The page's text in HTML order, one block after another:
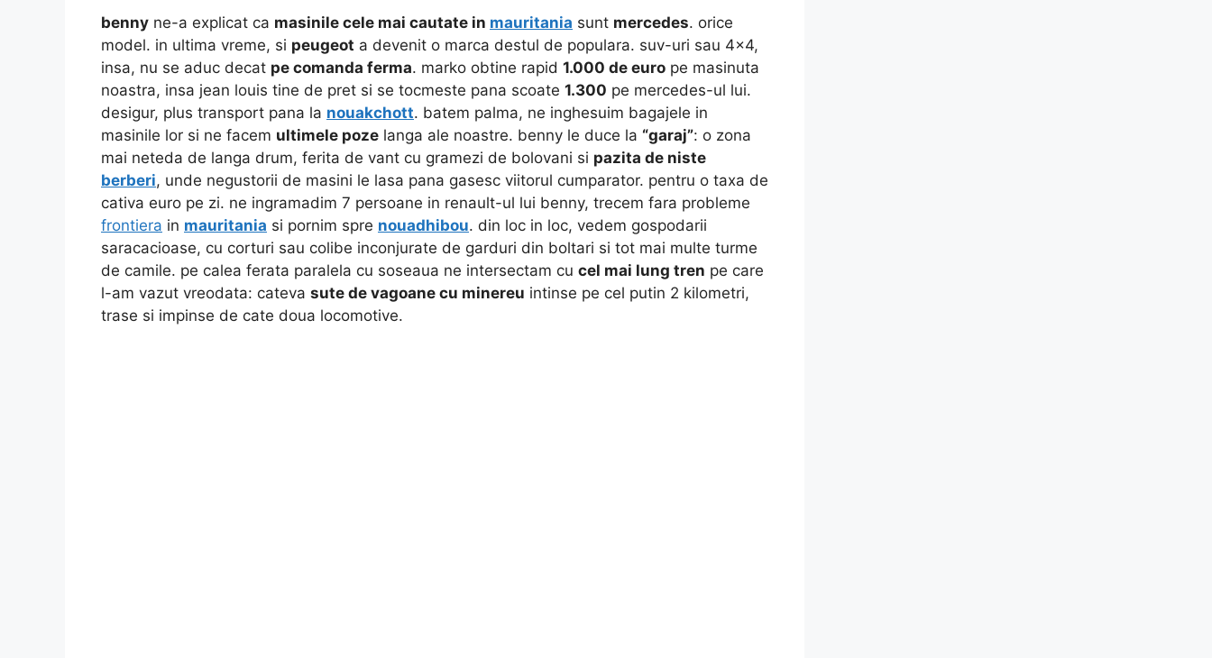
benny ne-a explicat ca masinile cele mai cautate in mauritania sunt mercedes. orice
model. in ultima vreme, si peugeot a devenit o marca destul de populara. suv-uri sau 4×4,
insa, nu se aduc decat pe comanda ferma. marko obtine rapid 1.000 de euro pe masinuta
noastra, insa jean louis tine de pret si se tocmeste pana scoate 1.300 pe mercedes-ul lui.
desigur, plus transport pana la nouakchott. batem palma, ne inghesuim bagajele in
masinile lor si ne facem ultimele poze langa ale noastre. benny le duce la “garaj”: o zona
mai neteda de langa drum, ferita de vant cu gramezi de bolovani si pazita de niste
berberi, unde negustorii de masini le lasa pana gasesc viitorul cumparator. pentru o taxa de
cativa euro pe zi. ne ingramadim 7 persoane in renault-ul lui benny, trecem fara probleme
frontiera in mauritania si pornim spre nouadhibou. din loc in loc, vedem gospodarii
saracacioase, cu corturi sau colibe inconjurate de garduri din boltari si tot mai multe turme
de camile. pe calea ferata paralela cu soseaua ne intersectam cu cel mai lung tren pe care
l-am vazut vreodata: cateva sute de vagoane cu minereu intinse pe cel putin 2 kilometri,
trase si impinse de cate doua locomotive.